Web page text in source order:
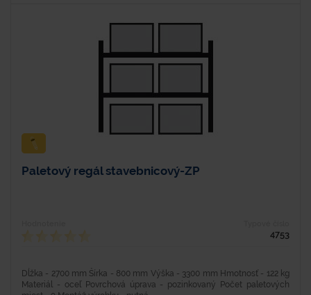
Paletový regál stavebnicový-ZP
4753
Dĺžka - 2700 mm Šírka - 800 mm Výška - 3300 mm Hmotnosť - 122 kg
Materiál - oceľ Povrchová úprava - pozinkovaný Počet paletových